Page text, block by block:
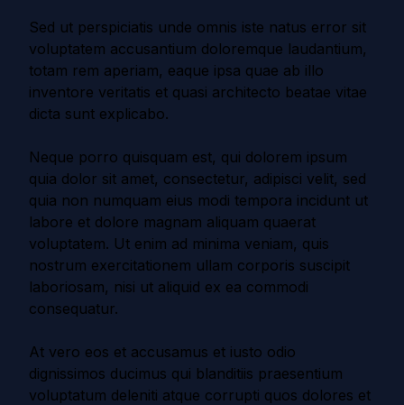
Sed ut perspiciatis unde omnis iste natus error sit
voluptatem accusantium doloremque laudantium,
totam rem aperiam, eaque ipsa quae ab illo
inventore veritatis et quasi architecto beatae vitae
dicta sunt explicabo.
Neque porro quisquam est, qui dolorem ipsum
quia dolor sit amet, consectetur, adipisci velit, sed
quia non numquam eius modi tempora incidunt ut
labore et dolore magnam aliquam quaerat
voluptatem. Ut enim ad minima veniam, quis
nostrum exercitationem ullam corporis suscipit
laboriosam, nisi ut aliquid ex ea commodi
consequatur.
At vero eos et accusamus et iusto odio
dignissimos ducimus qui blanditiis praesentium
voluptatum deleniti atque corrupti quos dolores et